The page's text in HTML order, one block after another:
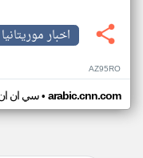
اخبار موريتانيا
AZ95RO
سي ان• arabic.cnn.com